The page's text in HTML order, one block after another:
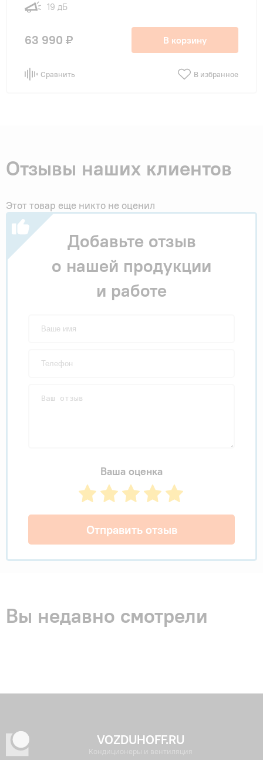
19 дБ
63 990 ₽ В корзину
Сравнить В избранное
Отзывы наших клиентов
Этот товар еще никто не оценил
Добавьте отзыв
о нашей продукции
и работе
Ваша оценка
Отправить отзыв
Вы недавно смотрели
VOZDUHOFF.RU
Кондиционеры и вентиляция